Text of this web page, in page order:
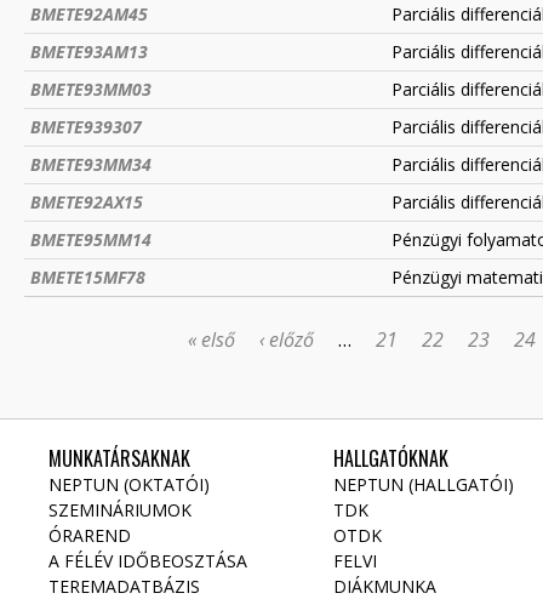
BMETE92AM45
Parciális
BMETE93AM13
Parciális
BMETE93MM03
Parciális
BMETE939307
Parciális
BMETE93MM34
Parciális
BMETE92AX15
Parciális
BMETE95MM14
Pénzügyi
BMETE15MF78
Pénzügyi
« első ‹ előző … 21 22 23 24
MUNKATÁRSAKNAK
NEPTUN (OKTATÓI)
SZEMINÁRIUMOK
ÓRAREND
A FÉLÉV IDŐBEOSZTÁSA
TEREMADATBÁZIS
HALLGATÓKNAK
NEPTUN (HALLGATÓI)
TDK
OTDK
FELVI
DIÁKMUNKA